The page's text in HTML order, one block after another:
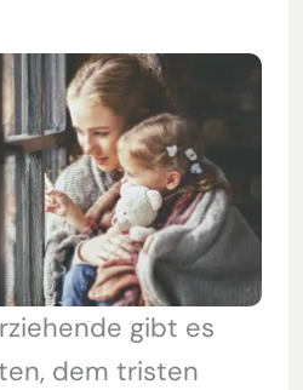
gibt es
dem tristen